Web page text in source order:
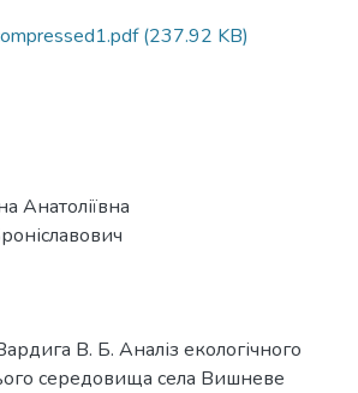
(237.92 KB)
Анатоліївна
В. Б. Аналіз екологічного
середовища села Вишневе